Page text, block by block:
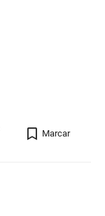
MarcarRegistro